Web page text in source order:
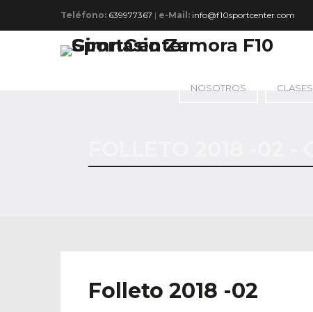
Teléfono: 639977367 | e-Mail: info@f10sportcenter.com
NOSOTROS CLASES
Folleto 2018 -02